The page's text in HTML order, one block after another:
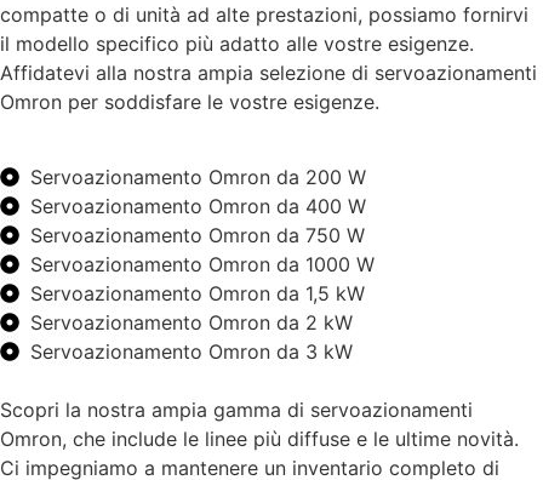
compatte o di unità ad alte prestazioni, possiamo fornirvi
il modello specifico più adatto alle vostre esigenze.
Affidatevi alla nostra ampia selezione di servoazionamenti
Omron per soddisfare le vostre esigenze.
Servoazionamento Omron da 200 W
Servoazionamento Omron da 400 W
Servoazionamento Omron da 750 W
Servoazionamento Omron da 1000 W
Servoazionamento Omron da 1,5 kW
Servoazionamento Omron da 2 kW
Servoazionamento Omron da 3 kW
Scopri la nostra ampia gamma di servoazionamenti
Omron, che include le linee più diffuse e le ultime novità.
Ci impegniamo a mantenere un inventario completo di